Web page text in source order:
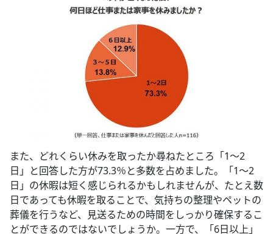
また、どれくらい休みを取ったか尋ねたところ「1～2
日」と回答した方が73.3％と多数を占めました。「1～2
日」の休暇は短く感じられるかもしれませんが、たとえ数
日であっても休暇を取ることで、気持ちの整理やペットの
葬儀を行うなど、見送るための時間をしっかり確保するこ
とができるのではないでしょうか。一方で、「6日以上」